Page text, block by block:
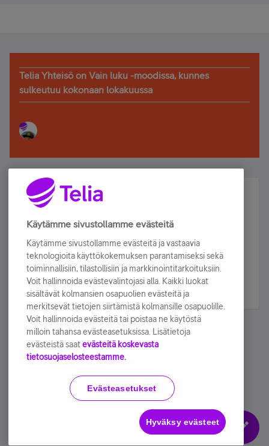
Telia Yhteisö on Vain luku -moodissa, kunnes
sulkeutuu kokonaan lokakuussa
Älä jää paitsi – osallistu ja voita!
Tilaa Telian uutiskirje ja olet mukana arvonnassa.
sähköpostiisi.
Tilaa nyt
Käyttöehdot Accessibility statement
Evästeasetukset
Käytämme sivustollamme evästeitä
Käytämme sivustollamme evästeitä ja vastaavia
teknologioita käyttökokemuksen parantamiseksi sekä
toiminnallisiin, tilastollisiin ja markkinointitarkoituksiin.
Voit hallinnoida evästevalintojasi alla. Kaikki luokat
sisältävät kolmansien osapuolien evästeitä ja
merkitsevät tietojen siirtämistä kolmansille osapuolille.
Voit hallinnoida evästeitä tai poistaa ne käytöstä
milloin tahansa evästeasetuksissa. Lisätietoja
evästeistä saat evästeitä koskevasta
tietosuojaselosteestamme.
Evästeasetukset
Hyväksy evästeet